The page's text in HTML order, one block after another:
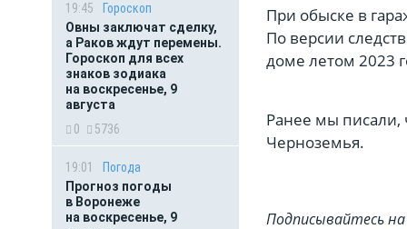
19:45
Гороскоп
Овны заключат сделку,
а Раков ждут перемены.
Гороскоп для всех
знаков зодиака
на воскресенье, 9
августа
0
5736
19:01
Погода
Прогноз погоды
в Воронеже
на воскресенье, 9
При обыске в
По версии
доме летом 2023
Ранее мы
Черноземья.
Подписывайтесь